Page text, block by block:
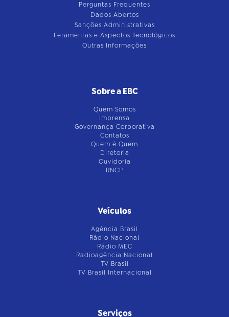
Perguntas Frequentes
Dados Abertos
Sanções Administrativas
Feramentas e Aspectos Tecnológicos
Outras Informações
Sobre a EBC
Quem Somos
Imprensa
Governança Corporativa
Contatos
Quem é Quem
Diretoria
Ouvidoria
RNCP
Veículos
Agência Brasil
Rádio Nacional
Rádio MEC
Radioagência Nacional
TV Brasil
TV Brasil Internacional
Serviços